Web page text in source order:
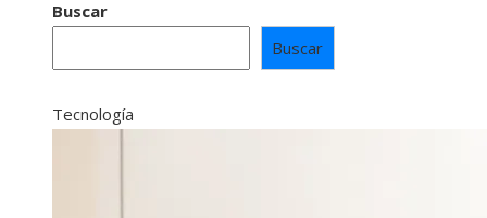
Buscar
Buscar
Tecnología